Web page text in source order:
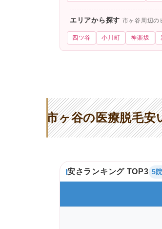
エリアから探す 市ヶ谷周辺の
四ツ谷 小川町 神楽坂
市ヶ谷の医療脱毛
安さランキング TOP3 5